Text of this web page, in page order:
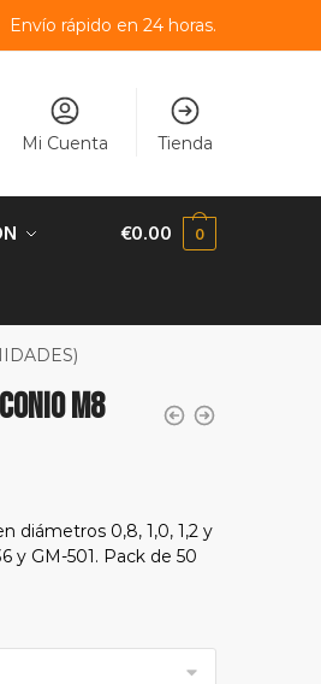
Envío rápido en 24 horas.
Mi Cuenta Tienda
€0.00 0
M8
diámetros 0,8, 1,0, 1,2 y
y GM-501. Pack de 50